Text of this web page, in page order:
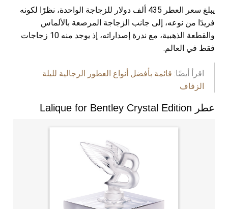
يبلغ سعر العطر 435 ألف دولار للزجاجة الواحدة، نظرًا لكونه
فريدًا من نوعه، إلى جانب الزجاجة المرصعة بالألماس
والقطعة الذهبية، مع ندرة إصداراته، إذ يوجد منه 10 زجاجات
فقط في العالم.
اقرأ أيضًا: قائمة بأفضل أنواع العطور الرجالية لليلة
الزفاف
عطر Lalique for Bentley Crystal Edition